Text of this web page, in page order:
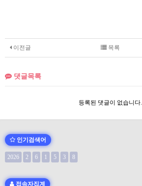
이전글 목록
댓글목록
등록된 댓글이 없습니다.
인기검색어
2026 2 6 1 5 3 8
접속자집계